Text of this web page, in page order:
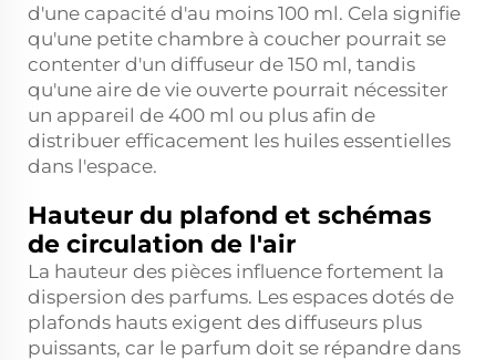
d'une capacité d'au moins 100 ml. Cela signifie
qu'une petite chambre à coucher pourrait se
contenter d'un diffuseur de 150 ml, tandis
qu'une aire de vie ouverte pourrait nécessiter
un appareil de 400 ml ou plus afin de
distribuer efficacement les huiles essentielles
dans l'espace.
Hauteur du plafond et schémas
de circulation de l'air
La hauteur des pièces influence fortement la
dispersion des parfums. Les espaces dotés de
plafonds hauts exigent des diffuseurs plus
puissants, car le parfum doit se répandre dans